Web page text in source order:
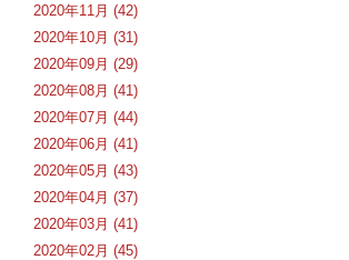
2020年11月 (42)
2020年10月 (31)
2020年09月 (29)
2020年08月 (41)
2020年07月 (44)
2020年06月 (41)
2020年05月 (43)
2020年04月 (37)
2020年03月 (41)
2020年02月 (45)